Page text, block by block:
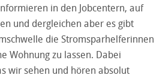
in den Jobcentern, auf
und dergleichen aber es gibt
die Stromsparhelferinnen
Wohnung zu lassen. Dabei
wir sehen und hören absolut